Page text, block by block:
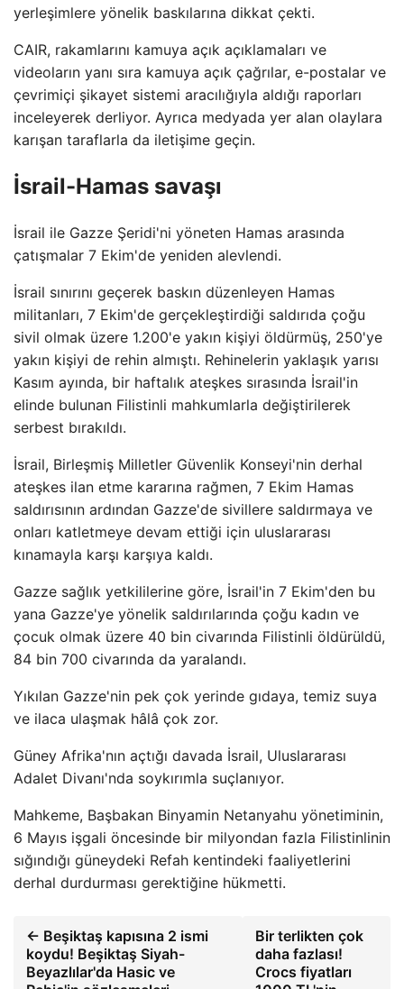
yerleşimlere yönelik baskılarına dikkat çekti.
CAIR, rakamlarını kamuya açık açıklamaları ve
videoların yanı sıra kamuya açık çağrılar, e-postalar ve
çevrimiçi şikayet sistemi aracılığıyla aldığı raporları
inceleyerek derliyor. Ayrıca medyada yer alan olaylara
karışan taraflarla da iletişime geçin.
İsrail-Hamas savaşı
İsrail ile Gazze Şeridi'ni yöneten Hamas arasında
çatışmalar 7 Ekim'de yeniden alevlendi.
İsrail sınırını geçerek baskın düzenleyen Hamas
militanları, 7 Ekim'de gerçekleştirdiği saldırıda çoğu
sivil olmak üzere 1.200'e yakın kişiyi öldürmüş, 250'ye
yakın kişiyi de rehin almıştı. Rehinelerin yaklaşık yarısı
Kasım ayında, bir haftalık ateşkes sırasında İsrail'in
elinde bulunan Filistinli mahkumlarla değiştirilerek
serbest bırakıldı.
İsrail, Birleşmiş Milletler Güvenlik Konseyi'nin derhal
ateşkes ilan etme kararına rağmen, 7 Ekim Hamas
saldırısının ardından Gazze'de sivillere saldırmaya ve
onları katletmeye devam ettiği için uluslararası
kınamayla karşı karşıya kaldı.
Gazze sağlık yetkililerine göre, İsrail'in 7 Ekim'den bu
yana Gazze'ye yönelik saldırılarında çoğu kadın ve
çocuk olmak üzere 40 bin civarında Filistinli öldürüldü,
84 bin 700 civarında da yaralandı.
Yıkılan Gazze'nin pek çok yerinde gıdaya, temiz suya
ve ilaca ulaşmak hâlâ çok zor.
Güney Afrika'nın açtığı davada İsrail, Uluslararası
Adalet Divanı'nda soykırımla suçlanıyor.
Mahkeme, Başbakan Binyamin Netanyahu yönetiminin,
6 Mayıs işgali öncesinde bir milyondan fazla Filistinlinin
sığındığı güneydeki Refah kentindeki faaliyetlerini
derhal durdurması gerektiğine hükmetti.
← Beşiktaş kapısına 2 ismi
koydu! Beşiktaş Siyah-
Beyazlılar'da Hasic ve
Bir terlikten çok
daha fazlası!
Crocs fiyatları